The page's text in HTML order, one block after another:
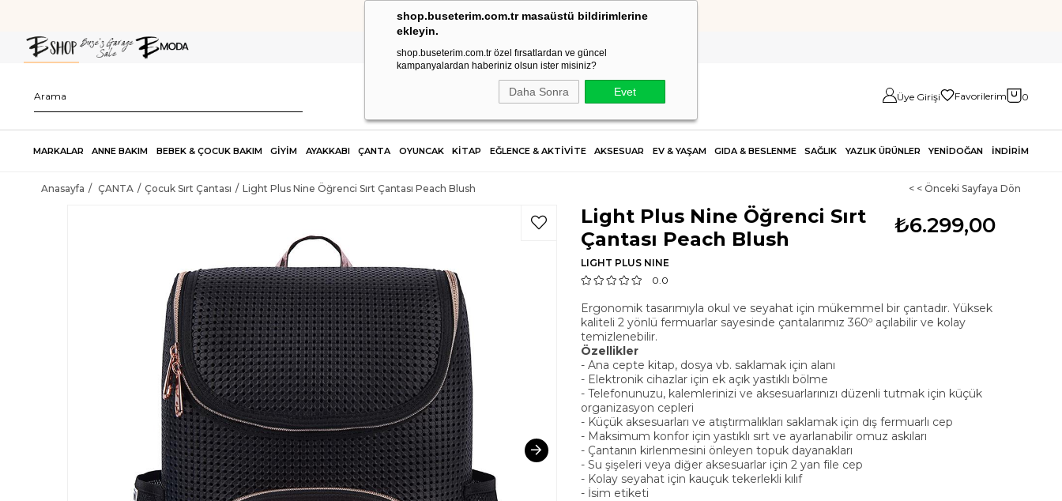
shop.buseterim.com.tr masaüstü bildirimlerine
ekleyin.
shop.buseterim.com.tr özel fırsatlardan ve güncel
kampanyalardan haberiniz olsun ister misiniz?
Daha Sonra Evet
HIZLI KARGO
Üye Girişi Favorilerim 0
MARKALAR ANNE BAKIM BEBEK & ÇOCUK BAKIM GİYİM AYAKKABI ÇANTA OYUNCAK KİTAP EĞLENCE & AKTİVİTE AKSESUAR EV & YAŞAM GIDA & BESLENME SAĞLIK YAZLIK ÜRÜNLER YENİDOĞAN İNDİRİM
Anasayfa ÇANTA Çocuk Sırt Çantası Light Plus Nine Öğrenci Sırt Çantası Peach Blush < < Önceki Sayfaya Dön
₺6.299,00
Light Plus Nine Öğrenci Sırt
Çantası Peach Blush
LIGHT PLUS NINE
0.0
Ergonomik tasarımıyla okul ve seyahat için mükemmel bir çantadır. Yüksek
kaliteli 2 yönlü fermuarlar sayesinde çantalarımız 360º açılabilir ve kolay
temizlenebilir.
Özellikler
- Ana cepte kitap, dosya vb. saklamak için alanı
- Elektronik cihazlar için ek açık yastıklı bölme
- Telefonunuzu, kalemlerinizi ve aksesuarlarınızı düzenli tutmak için küçük
organizasyon cepleri
- Küçük aksesuarları ve atıştırmalıkları saklamak için dış fermuarlı cep
- Maksimum konfor için yastıklı sırt ve ayarlanabilir omuz askıları
- Çantanın kirlenmesini önleyen topuk dayanakları
- Su şişeleri veya diğer aksesuarlar için 2 yan file cep
- Kolay seyahat için kauçuk tekerlekli kılıf
- İsim etiketi